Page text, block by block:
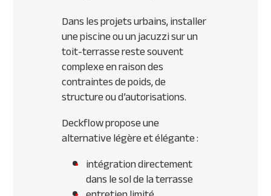
Dans les projets urbains, installer
une piscine ou un jacuzzi sur un
toit-terrasse reste souvent
complexe en raison des
contraintes de poids, de
structure ou d’autorisations.
Deckflow propose une
alternative légère et élégante :
intégration directement
dans le sol de la terrasse